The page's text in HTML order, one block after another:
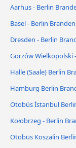
Aarhus - Berlin
Basel - Berlin
Dresden - Berlin
Gorzów Wielkopolski
Halle (Saale) Berlin
Hamburg Berlin
Otobüs İstanbul
Kołobrzeg - Berlin
Otobüs Koszalin